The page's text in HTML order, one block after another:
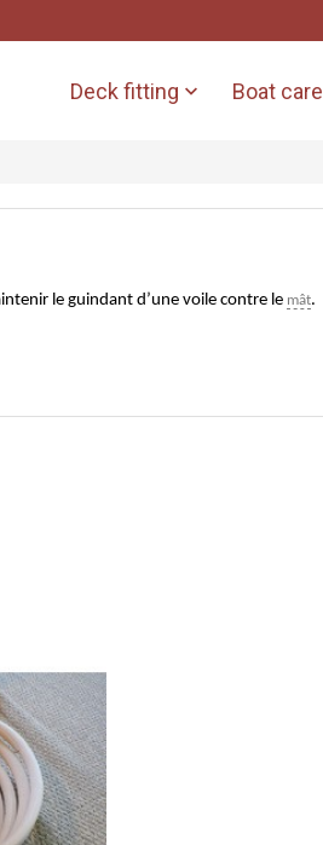
Deck fitting  Boat care
le guindant d’une voile contre le mât.